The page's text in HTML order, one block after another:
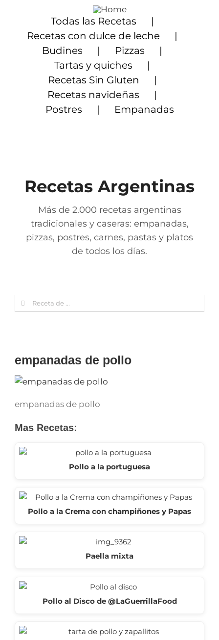
contenido
Todas las Recetas
Recetas con dulce de leche
Budines
Pizzas
Tartas y quiches
Recetas Sin Gluten
Recetas navideñas
Postres
Empanadas
Recetas Argentinas
Más de 2.000 recetas argentinas
tradicionales y caseras: empanadas,
pizzas, postres, carnes, pastas y platos
de todos los días.
Search
for:
empanadas de pollo
empanadas de pollo
Mas Recetas:
Pollo a la portuguesa
Pollo a la Crema con champiñones y Papas
Paella mixta
Pollo al Disco de @LaGuerrillaFood